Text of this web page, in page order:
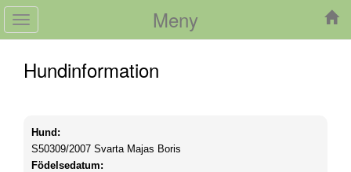
Meny
Toggle
navigation
Hundinformation
Hund:
S50309/2007 Svarta Majas Boris
Födelsedatum: